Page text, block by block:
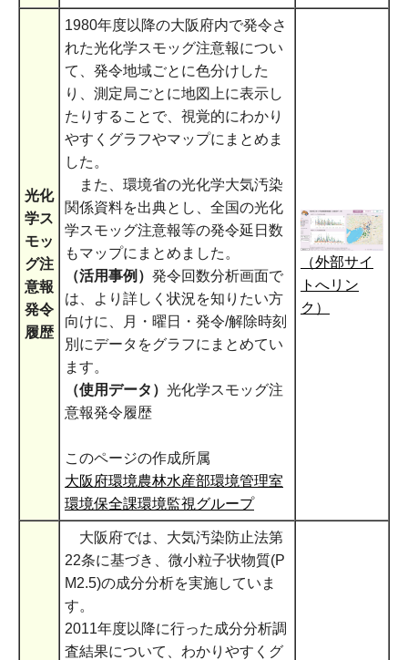
光化
学ス
モッ
グ注
意報
発令
履歴
1980年度以降の大阪府内で発令さ
れた光化学スモッグ注意報につい
て、発令地域ごとに色分けした
り、測定局ごとに地図上に表示し
たりすることで、視覚的にわかり
やすくグラフやマップにまとめま
した。
また、環境省の光化学大気汚染
関係資料を出典とし、全国の光化
学スモッグ注意報等の発令延日数
もマップにまとめました。
（活用事例） 発令回数分析画面で
は、より詳しく状況を知りたい方
向けに、月・曜日・発令/解除時刻
別にデータをグラフにまとめてい
ます。
（使用データ） 光化学スモッグ注
意報発令履歴
このページの作成所属
大阪府環境農林水産部環境管理室
環境保全課環境監視グループ
（外部サイ
トへリン
ク）
大阪府では、大気汚染防止法第
22条に基づき、微小粒子状物質(P
M2.5)の成分分析を実施していま
す。
2011年度以降に行った成分分析調
査結果について、わかりやすくグ